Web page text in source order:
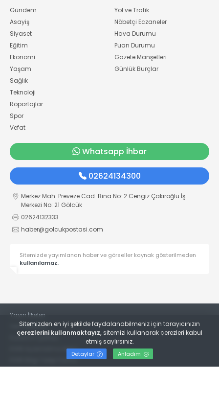
Gündem
Asayiş
Siyaset
Eğitim
Ekonomi
Yaşam
Sağlık
Teknoloji
Röportajlar
Spor
Vefat
Yol ve Trafik
Nöbetçi Eczaneler
Hava Durumu
Puan Durumu
Gazete Manşetleri
Günlük Burçlar
Whatsapp İhbar
02624134300
Merkez Mah. Preveze Cad. Bina No: 2 Cengiz Çakıroğlu İş
Merkezi No: 21 Gölcük
02624132333
haber@golcukpostasi.com
Sitemizde yayımlanan haber ve görseller kaynak gösterilmeden
kullanılamaz.
Yayın İlkeleri
Veri Politikası
Kullanım Şartları
KVKK Aydınlatma Metni
KVKK Bilgi Talep Formu
Sitemizden en iyi şekilde faydalanabilmeniz için tarayıcınızın
çerezlerini kullanmaktayız, sitemizi kullanarak çerezleri kabul
etmiş saylırsınız.
Detaylar Anladım